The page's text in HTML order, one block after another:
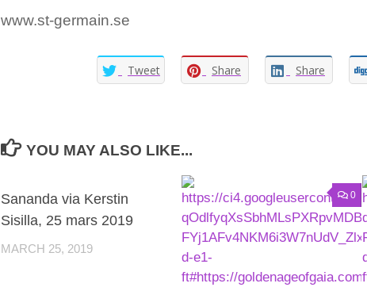
www.st-germain.se
Tweet Share Share
YOU MAY ALSO LIKE...
Sananda via Kerstin
Sisilla, 25 mars 2019
MARCH 25, 2019
0